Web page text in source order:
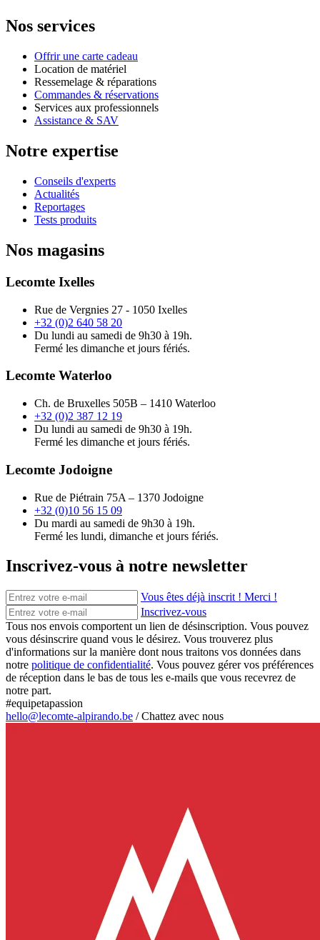
Nos services
Offrir une carte cadeau
Location de matériel
Ressemelage & réparations
Commandes & réservations
Services aux professionnels
Assistance & SAV
Notre expertise
Conseils d'experts
Actualités
Reportages
Tests produits
Nos magasins
Lecomte Ixelles
Rue de Vergnies 27 - 1050 Ixelles
+32 (0)2 640 58 20
Du lundi au samedi de 9h30 à 19h.
Fermé les dimanche et jours fériés.
Lecomte Waterloo
Ch. de Bruxelles 505B – 1410 Waterloo
+32 (0)2 387 12 19
Du lundi au samedi de 9h30 à 19h.
Fermé les dimanche et jours fériés.
Lecomte Jodoigne
Rue de Piétrain 75A – 1370 Jodoigne
+32 (0)10 56 15 09
Du mardi au samedi de 9h30 à 19h.
Fermé les lundi, dimanche et jours fériés.
Inscrivez-vous à notre newsletter
Vous êtes déjà inscrit ! Merci !
Inscrivez-vous
Tous nos envois comportent un lien de désinscription. Vous pouvez
vous désinscrire quand vous le désirez. Vous trouverez plus
d'informations sur la manière dont nous traitons vos données dans
notre politique de confidentialité. Vous pouvez gérer vos préférences
de réception dans le bas de tous les e-mails que vous recevrez de
notre part.
#equipetapassion
hello@lecomte-alpirando.be /Chattez avec nous